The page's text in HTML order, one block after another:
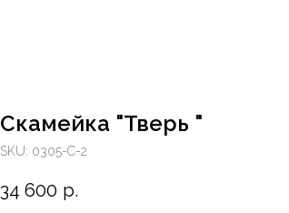
Cкамейка "Тверь "
SKU: 0305-С-2
34 600 р.